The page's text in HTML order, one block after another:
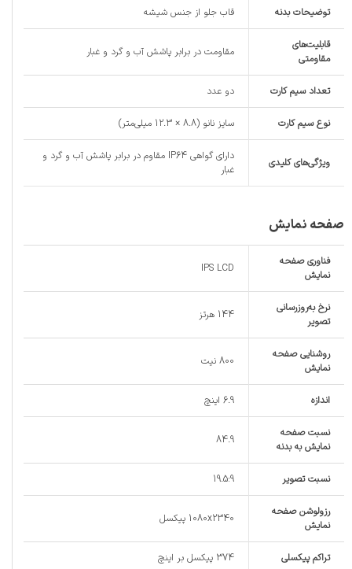
توضیحات بدنه قاب جلو از جنس شیشه
قابلیت‌های
مقاومتی
مقاومت در برابر پاشش آب و گرد و غبار
تعداد سیم کارت دو عدد
نوع سیم کارت سایز نانو (8.8 × 12.3 میلی‌متر)
ویژگی‌های کلیدی
دارای گواهی IP64 مقاوم در برابر پاشش آب و گرد و
غبار
صفحه نمایش
فناوری صفحه‌
نمایش
IPS LCD
نرخ به‌روزرسانی
تصویر
144 هرتز
روشنایی صفحه
نمایش
800 نیت
اندازه 6.9 اینچ
نسبت صفحه‌
نمایش به بدنه
84.9
نسبت تصویر 19.5:9
رزولوشن صفحه
نمایش
1080x2340 پیکسل
تراکم پیکسلی 374 پیکسل بر اینچ